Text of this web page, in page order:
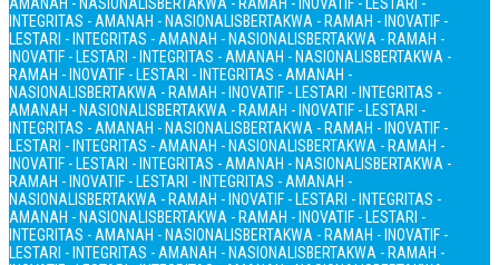
INTEGRITAS - AMANAH - NASIONALISBERTAKWA - RAMAH - INOVATIF -
LESTARI - INTEGRITAS - AMANAH - NASIONALISBERTAKWA - RAMAH -
INOVATIF - LESTARI - INTEGRITAS - AMANAH - NASIONALISBERTAKWA -
RAMAH - INOVATIF - LESTARI - INTEGRITAS - AMANAH -
NASIONALISBERTAKWA - RAMAH - INOVATIF - LESTARI - INTEGRITAS -
AMANAH - NASIONALISBERTAKWA - RAMAH - INOVATIF - LESTARI -
INTEGRITAS - AMANAH - NASIONALISBERTAKWA - RAMAH - INOVATIF -
LESTARI - INTEGRITAS - AMANAH - NASIONALISBERTAKWA - RAMAH -
INOVATIF - LESTARI - INTEGRITAS - AMANAH - NASIONALISBERTAKWA -
RAMAH - INOVATIF - LESTARI - INTEGRITAS - AMANAH -
NASIONALISBERTAKWA - RAMAH - INOVATIF - LESTARI - INTEGRITAS -
AMANAH - NASIONALISBERTAKWA - RAMAH - INOVATIF - LESTARI -
INTEGRITAS - AMANAH - NASIONALISBERTAKWA - RAMAH - INOVATIF -
LESTARI - INTEGRITAS - AMANAH - NASIONALISBERTAKWA - RAMAH -